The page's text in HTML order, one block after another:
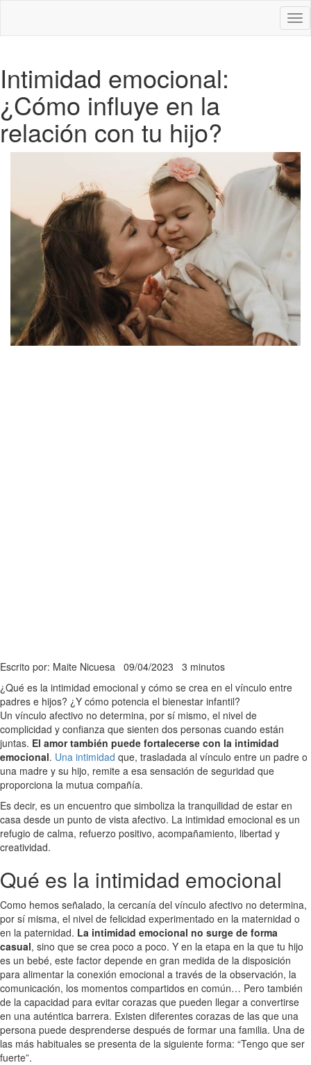
Intimidad emocional:
¿Cómo influye en la
relación con tu hijo?
Escrito por: Maite Nicuesa 09/04/2023 3 minutos
¿Qué es la intimidad emocional y cómo se crea en el vínculo entre
padres e hijos? ¿Y cómo potencia el bienestar infantil?
Un vínculo afectivo no determina, por sí mismo, el nivel de
complicidad y confianza que sienten dos personas cuando están
juntas. El amor también puede fortalecerse con la intimidad
emocional. Una intimidad que, trasladada al vínculo entre un padre o
una madre y su hijo, remite a esa sensación de seguridad que
proporciona la mutua compañía.
Es decir, es un encuentro que simboliza la tranquilidad de estar en
casa desde un punto de vista afectivo. La intimidad emocional es un
refugio de calma, refuerzo positivo, acompañamiento, libertad y
creatividad.
Qué es la intimidad emocional
Como hemos señalado, la cercanía del vínculo afectivo no determina,
por sí misma, el nivel de felicidad experimentado en la maternidad o
en la paternidad. La intimidad emocional no surge de forma
casual, sino que se crea poco a poco. Y en la etapa en la que tu hijo
es un bebé, este factor depende en gran medida de la disposición
para alimentar la conexión emocional a través de la observación, la
comunicación, los momentos compartidos en común… Pero también
de la capacidad para evitar corazas que pueden llegar a convertirse
en una auténtica barrera. Existen diferentes corazas de las que una
persona puede desprenderse después de formar una familia. Una de
las más habituales se presenta de la siguiente forma: “Tengo que ser
fuerte”.